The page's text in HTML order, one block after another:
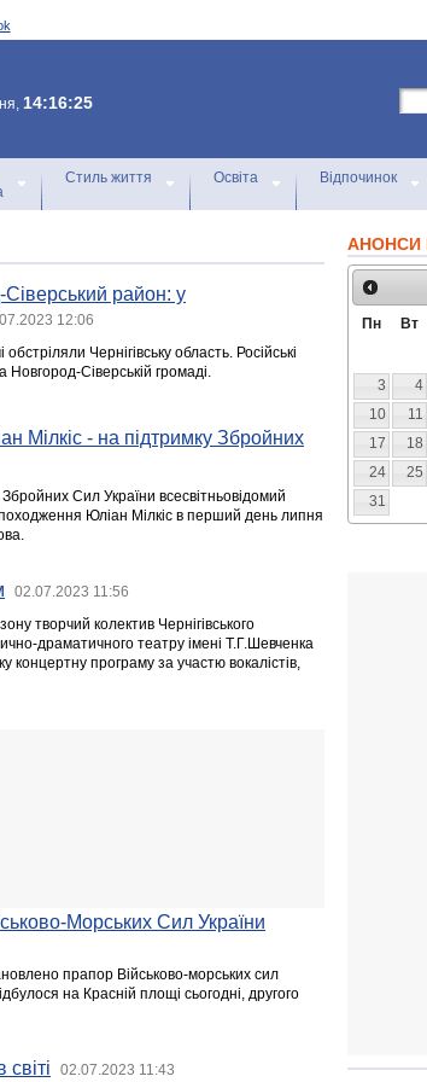
14:16:25
Стиль життя Освіта Відпочинок
район: у
12:06
Чернігівську область. Російські
Новгород-Сіверській громаді.
Мілкіс - на підтримку Збройних
Сил України всесвітньовідомий
Юліан Мілкіс в перший день липня
02.07.2023 11:56
творчий колектив Чернігівського
драматичного театру імені Т.Г.Шевченка
концертну програму за участю вокалістів,
Морських Сил України
прапор Військово-морських сил
на Красній площі сьогодні, другого
02.07.2023 11:43
АНОНСИ
Пн Вт
3
4
10
11
17
18
24
25
31